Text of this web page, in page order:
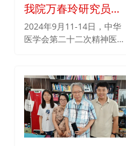
我院万春玲研究员受
邀出席中华医学会第
二十二次精神医学学
2024年9月11-14日，中华
医学会第二十二次精神医学
大会，并进行题为《膜损伤
与精神分裂症》的专题报
告。